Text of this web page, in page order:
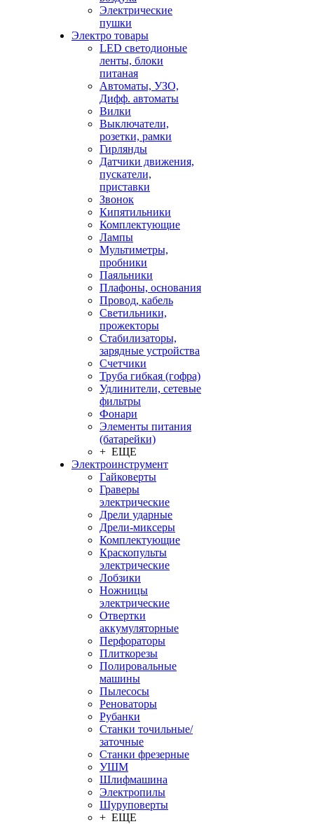
Электрические
пушки
Электро товары
LED светодионые
ленты, блоки
питаная
Автоматы, УЗО,
Дифф. автоматы
Вилки
Выключатели,
розетки, рамки
Гирлянды
Датчики движения,
пускатели,
приставки
Звонок
Кипятильники
Комплектующие
Лампы
Мультиметры,
пробники
Паяльники
Плафоны, основания
Провод, кабель
Светильники,
прожекторы
Стабилизаторы,
зарядные устройства
Счетчики
Труба гибкая (гофра)
Удлинители, сетевые
фильтры
Фонари
Элементы питания
(батарейки)
+ ЕЩЕ
Электроинструмент
Гайковерты
Граверы
электрические
Дрели ударные
Дрели-миксеры
Комплектующие
Краскопульты
электрические
Лобзики
Ножницы
электрические
Отвертки
аккумуляторные
Перфораторы
Плиткорезы
Полировальные
машины
Пылесосы
Реноваторы
Рубанки
Станки точильные/
заточные
Станки фрезерные
УШМ
Шлифмашина
Электропилы
Шуруповерты
+ ЕЩЕ